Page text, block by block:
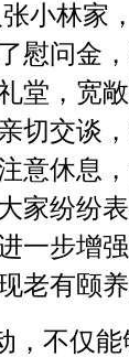
小林家
慰问金
堂，宽
切交谈
意休息
家纷纷
一步增
老有颐养
，不仅